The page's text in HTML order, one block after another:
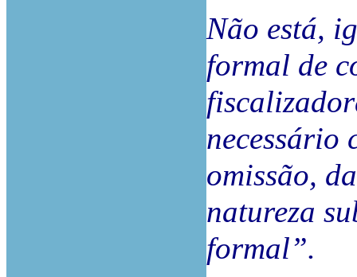
Não está,
formal de
necessário
omissão,
natureza
formal”.